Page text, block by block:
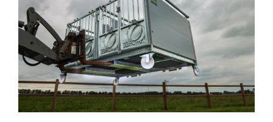
16 augustus 2019
Duo Kalverbox